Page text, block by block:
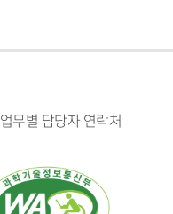
업무별 담당자 연락처